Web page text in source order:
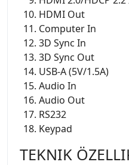
HDMI Out
Computer In
3D Sync In
3D Sync Out
USB-A (5V/1.5A)
Audio In
Audio Out
RS232
Keypad
TEKNIK